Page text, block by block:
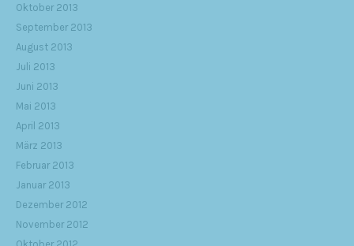
Oktober 2013
September 2013
August 2013
Juli 2013
Juni 2013
Mai 2013
April 2013
März 2013
Februar 2013
Januar 2013
Dezember 2012
November 2012